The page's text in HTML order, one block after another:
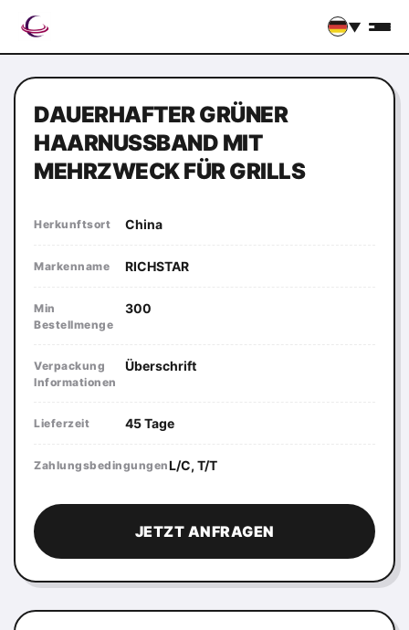
▼
DAUERHAFTER GRÜNER
HAARNUSSBAND MIT
MEHRZWECK FÜR GRILLS
Herkunftsort China
Markenname RICHSTAR
Min
Bestellmenge
300
Verpackung
Informationen
Überschrift
Lieferzeit 45 Tage
ZahlungsbedingungenL/C, T/T
JETZT ANFRAGEN